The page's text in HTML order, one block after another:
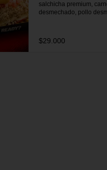
salchicha premium,
desmechado, pollo
$29.000